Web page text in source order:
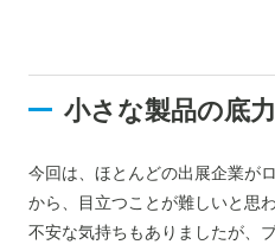
小さな製品の底
今回は、ほとんどの出展企業が
から、目立つことが難しいと思
不安な気持ちもありましたが、